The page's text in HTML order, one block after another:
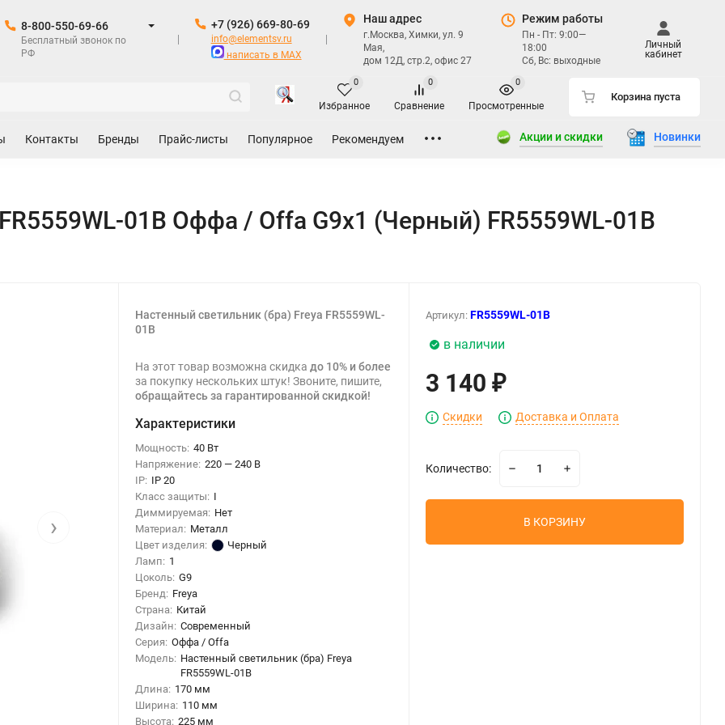
8-800-550-69-66
Бесплатный звонок по
РФ
+7 (926) 669-80-69
info@elementsv.ru
написать в MAX
Наш адрес
г.Москва, Химки, ул. 9
Мая,
дом 12Д, стр.2, офис 27
Режим работы
Пн - Пт: 9:00—
18:00
Сб, Вс: выходные
Личный
кабинет
Избранное
0
Сравнение
0
Просмотренные
0
Корзина пуста
Контакты Бренды Прайс-листы Популярное Рекомендуем Акции и скидки Новинки
01B Оффа / Offa G9x1 (Черный) FR5559WL-01B
›
Настенный светильник (бра) Freya FR5559WL-
01B
На этот товар возможна скидкадо 10% и более
за покупку нескольких штук! Звоните, пишите,
обращайтесь за гарантированной скидкой!
Характеристики
Мощность: 40 Вт
Напряжение: 220 — 240 В
IP: IP 20
Класс защиты: I
Диммируемая: Нет
Материал: Металл
Цвет изделия:
Черный
Ламп: 1
Цоколь: G9
Бренд: Freya
Страна: Китай
Дизайн: Современный
Серия: Оффа / Offa
Модель: Настенный светильник (бра) Freya
FR5559WL-01B
Длина: 170 мм
Ширина: 110 мм
Высота: 225 мм
Артикул: FR5559WL-01B
в наличии
3 140₽
Скидки Доставка и Оплата
Количество:
В КОРЗИНУ